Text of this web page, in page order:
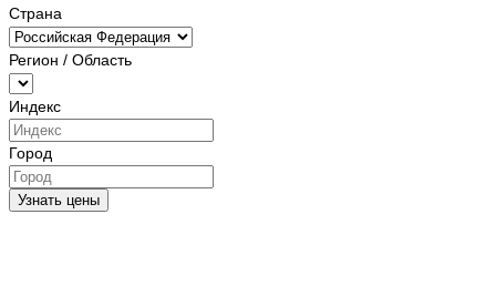
Страна
Регион / Область
Индекс
Город
Узнать цены